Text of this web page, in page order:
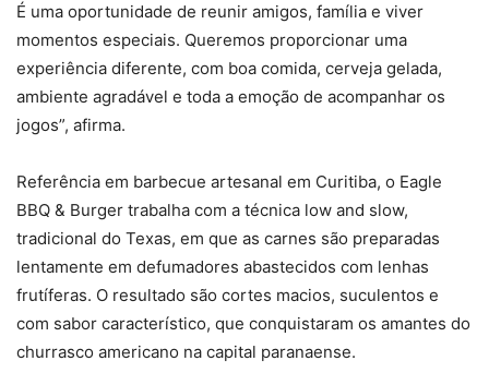
É uma oportunidade de reunir amigos, família e viver
momentos especiais. Queremos proporcionar uma
experiência diferente, com boa comida, cerveja gelada,
ambiente agradável e toda a emoção de acompanhar os
jogos”, afirma.
Referência em barbecue artesanal em Curitiba, o Eagle
BBQ & Burger trabalha com a técnica low and slow,
tradicional do Texas, em que as carnes são preparadas
lentamente em defumadores abastecidos com lenhas
frutíferas. O resultado são cortes macios, suculentos e
com sabor característico, que conquistaram os amantes do
churrasco americano na capital paranaense.